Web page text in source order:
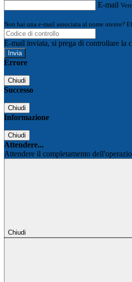
E-mail
Non hai una e-mail associata al nome utente?
E-mail inviata, si prega di controllare la
Errore
Chiudi
Successo
Chiudi
Informazione
Chiudi
Attendere...
Attendere il completamento
Chiudi